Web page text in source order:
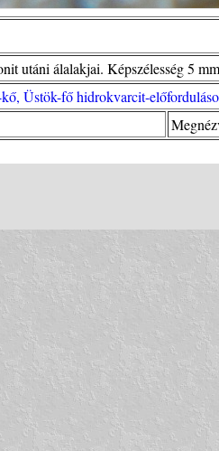
utáni álalakjai. Képszélesség 5
Üstök-fő hidrokvarcit-